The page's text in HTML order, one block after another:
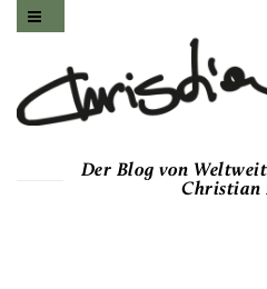
Der Blog von
Christian